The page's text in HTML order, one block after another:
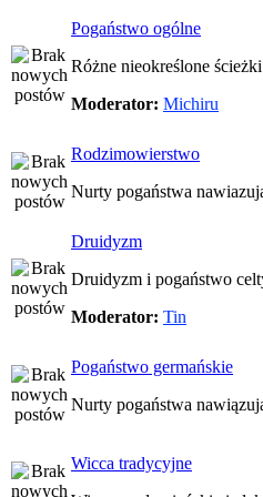
Pogaństwo ogólne
Różne nieokreślone
Moderator: Michiru
Rodzimowierstwo
Nurty pogaństwa
Druidyzm
Druidyzm i pogaństwo
Moderator: Tin
Pogaństwo germańskie
Nurty pogaństwa
Wicca tradycyjne